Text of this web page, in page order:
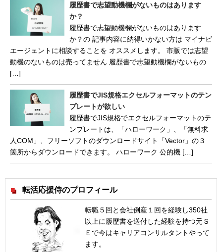
履歴書で志望動機欄がないものはあります
か？
履歴書で志望動機欄がないものはあります
か？の 記事内容に納得いかない方は マイナビ
エージェントに相談することを オススメします。 市販では志望
動機のないものは売ってません 履歴書で志望動機欄がないもの
[…]
履歴書でJIS規格エクセルフォーマットのテン
プレートが欲しい
履歴書でJIS規格でエクセルフォーマットのテ
ンプレートは、「ハローワーク」、「無料求
人COM」、フリーソフトのダウンロードサイト「Vector」の３
箇所からダウンロードできます。 ハローワーク 公的機 […]
転活応援侍のプロフィール
転職５回と会社倒産１回を経験し350社
以上に履歴書を送付した経験を持つ元Ｓ
Ｅで今はキャリアコンサルタントやって
ます。